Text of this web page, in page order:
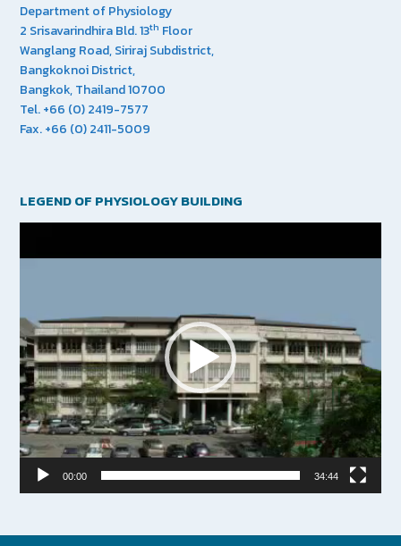
Department of Physiology
2 Srisavarindhira Bld. 13th Floor
Wanglang Road, Siriraj Subdistrict,
Bangkoknoi District,
Bangkok, Thailand 10700
Tel. +66 (0) 2419-7577
Fax. +66 (0) 2411-5009
LEGEND OF PHYSIOLOGY BUILDING
00:00 34:44